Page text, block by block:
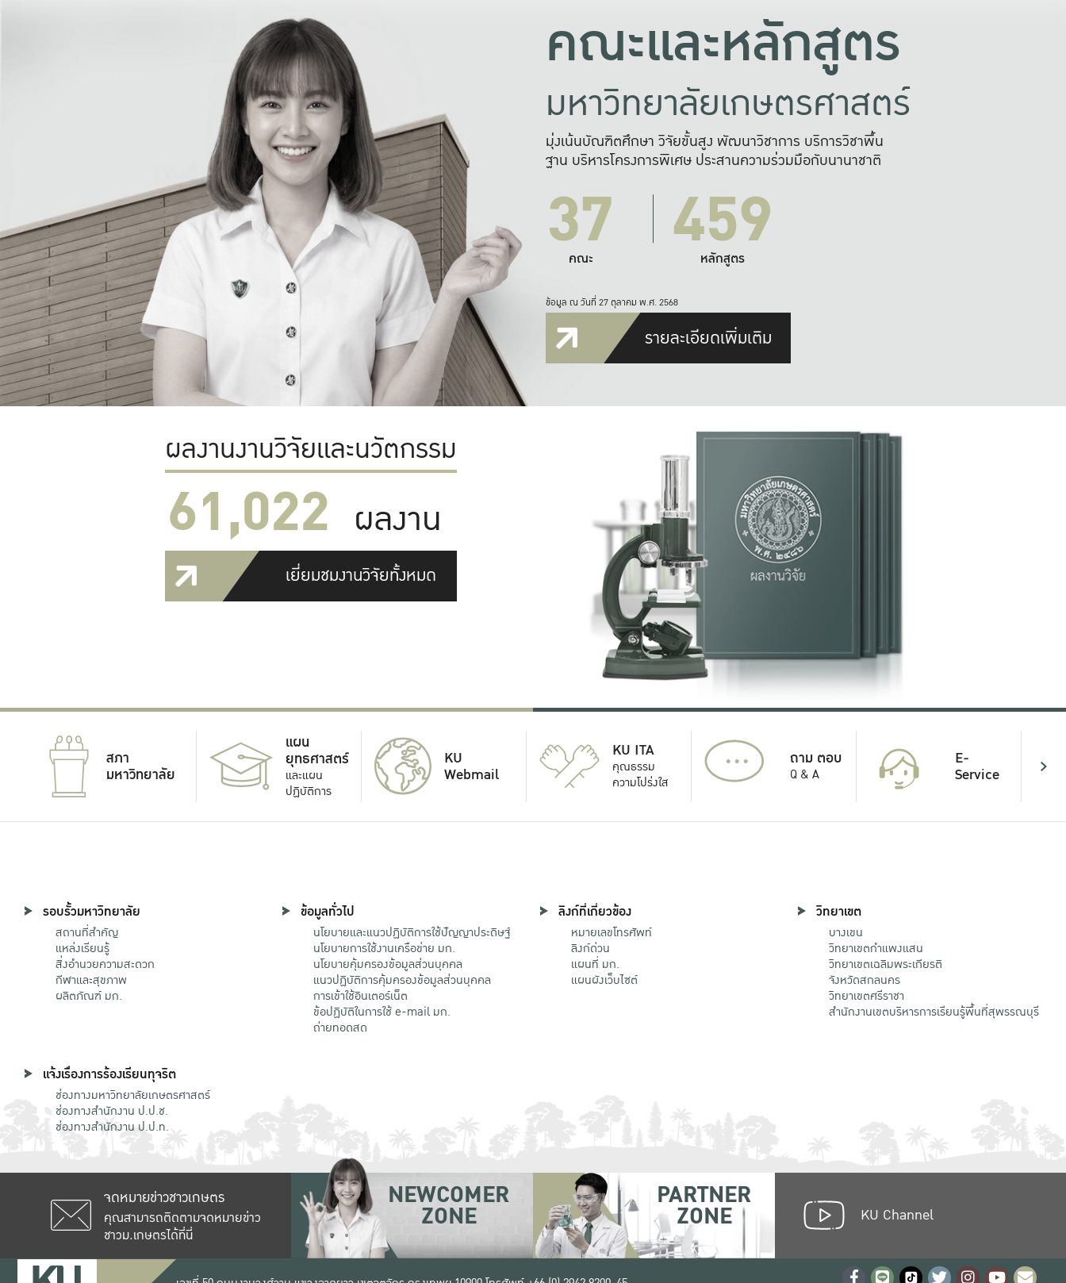
คณะและหลักสูตร
มหาวิทยาลัยเกษตรศาสตร์
มุ่งเน้นบัณฑิตศึกษา วิจัยขั้นสูง พัฒนาวิชาการ บริการวิชาพื้น
ฐาน บริหารโครงการพิเศษ ประสานความร่วมมือกับนานาชาติ
37
คณะ 459
หลักสูตร
ข้อมูล ณ วันที่ 27 ตุลาคม พ.ศ. 2568
รายละเอียดเพิ่มเติม
ผลงานงานวิจัยและนวัตกรรม
61,022 ผลงาน
เยี่ยมชมงานวิจัยทั้งหมด
สภา
มหาวิทยาลัย
แผน
ยุทธศาสตร์
และแผน
ปฏิบัติการ
KU
Webmail
KU ITA
คุณธรรม
ความโปร่งใส
... ถาม ตอบ
Q & A
E-
Service
รอบรั้วมหาวิทยาลัย
สถานที่สำคัญ
แหล่งเรียนรู้
สิ่งอำนวยความสะดวก
กีฬาและสุขภาพ
ผลิตภัณฑ์ มก.
ข้อมูลทั่วไป
นโยบายและแนวปฏิบัติการใช้ปัญญาประดิษฐ์
นโยบายการใช้งานเครือข่าย มก.
นโยบายคุ้มครองข้อมูลส่วนบุคคล
แนวปฏิบัติการคุ้มครองข้อมูลส่วนบุคคล
การเข้าใช้อินเตอร์เน็ต
ข้อปฏิบัติในการใช้ e-mail มก.
ถ่ายทอดสด
ลิงก์ที่เกี่ยวข้อง
หมายเลขโทรศัพท์
ลิงก์ด่วน
แผนที่ มก.
แผนผังเว็บไซต์
วิทยาเขต
บางเขน
วิทยาเขตกําแพงแสน
วิทยาเขตเฉลิมพระเกียรติ
จังหวัดสกลนคร
วิทยาเขตศรีราชา
สำนักงานเขตบริหารการเรียนรู้พื้นที่สุพรรณบุรี
แจ้งเรื่องการร้องเรียนทุจริต
ช่องทางมหาวิทยาลัยเกษตรศาสตร์
ช่องทางสำนักงาน ป.ป.ช.
ช่องทางสำนักงาน ป.ป.ท.
จดหมายข่าวชาวเกษตร
คุณสามารถติดตามจดหมายข่าว
ชาวม.เกษตรได้ที่นี่
NEWCOMER
ZONE
PARTNER
ZONE KU Channel